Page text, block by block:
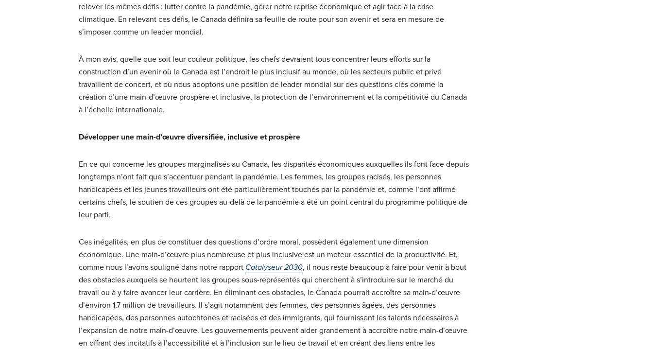
relever les mêmes défis : lutter contre la pandémie, gérer notre reprise économique et agir face à la crise
climatique. En relevant ces défis, le Canada définira sa feuille de route pour son avenir et sera en mesure de
s’imposer comme un leader mondial.
À mon avis, quelle que soit leur couleur politique, les chefs devraient tous concentrer leurs efforts sur la
construction d’un avenir où le Canada est l’endroit le plus inclusif au monde, où les secteurs public et privé
travaillent de concert, et où nous adoptons une position de leader mondial sur des questions clés comme la
création d’une main-d’œuvre prospère et inclusive, la protection de l’environnement et la compétitivité du Canada
à l’échelle internationale.
Développer une main-d’œuvre diversifiée, inclusive et prospère
En ce qui concerne les groupes marginalisés au Canada, les disparités économiques auxquelles ils font face depuis
longtemps n’ont fait que s’accentuer pendant la pandémie. Les femmes, les groupes racisés, les personnes
handicapées et les jeunes travailleurs ont été particulièrement touchés par la pandémie et, comme l’ont affirmé
certains chefs, le soutien de ces groupes au-delà de la pandémie a été un point central du programme politique de
leur parti.
Ces inégalités, en plus de constituer des questions d’ordre moral, possèdent également une dimension
économique. Une main-d’œuvre plus nombreuse et plus inclusive est un moteur essentiel de la productivité. Et,
comme nous l’avons souligné dans notre rapport Catalyseur 2030, il nous reste beaucoup à faire pour venir à bout
des obstacles auxquels se heurtent les groupes sous-représentés qui cherchent à s’introduire sur le marché du
travail ou à y faire avancer leur carrière. En éliminant ces obstacles, le Canada pourrait accroître sa main-d’œuvre
d’environ 1,7 million de travailleurs. Il s’agit notamment des femmes, des personnes âgées, des personnes
handicapées, des personnes autochtones et racisées et des immigrants, qui fournissent les talents nécessaires à
l’expansion de notre main-d’œuvre. Les gouvernements peuvent aider grandement à accroître notre main-d’œuvre
en offrant des incitatifs à l’accessibilité et à l’inclusion sur le lieu de travail et en créant des liens entre les